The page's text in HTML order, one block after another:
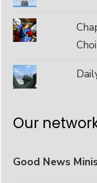
Our
Good News